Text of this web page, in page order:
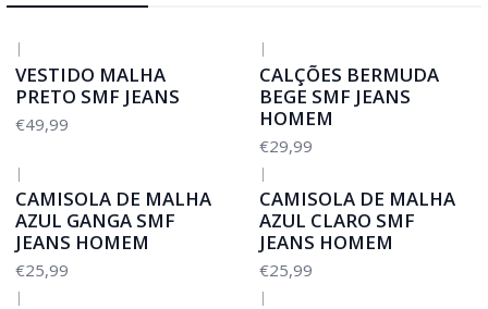
|
VESTIDO MALHA
PRETO SMF JEANS
€49,99
|
CALÇÕES BERMUDA
BEGE SMF JEANS
HOMEM
€29,99
|
CAMISOLA DE MALHA
AZUL GANGA SMF
JEANS HOMEM
€25,99
|
CAMISOLA DE MALHA
AZUL CLARO SMF
JEANS HOMEM
€25,99
| |